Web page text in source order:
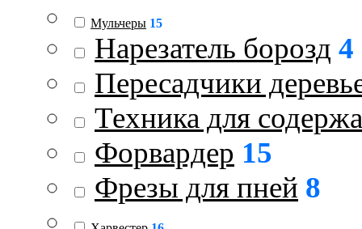
Мульчеры 15
Нарезатель борозд 4
Пересадчики
Техника для
Форвардер 15
Фрезы для пней 8